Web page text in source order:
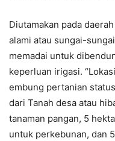
Diutamakan pada
alami atau sungai-
memadai untuk
keperluan irigasi.
embung pertanian
dari Tanah desa atau
tanaman pangan, 5
untuk perkebunan, dan